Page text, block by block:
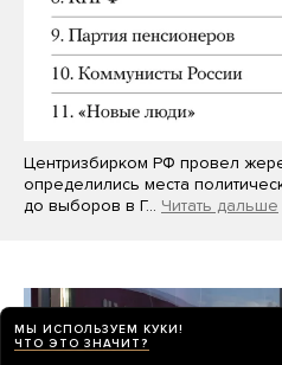
Центризбирком РФ провел
определились места
до выборов в Г… Читать дальше
МЫ ИСПОЛЬЗУЕМ КУКИ!
ЧТО ЭТО ЗНАЧИТ?